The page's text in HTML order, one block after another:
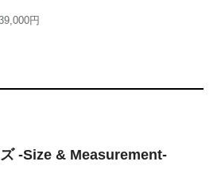
円
-Size & Measurement-